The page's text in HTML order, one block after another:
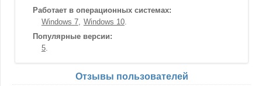
Работает в операционных системах:
Windows 7
Windows 10
Популярные версии:
5
Отзывы пользователей